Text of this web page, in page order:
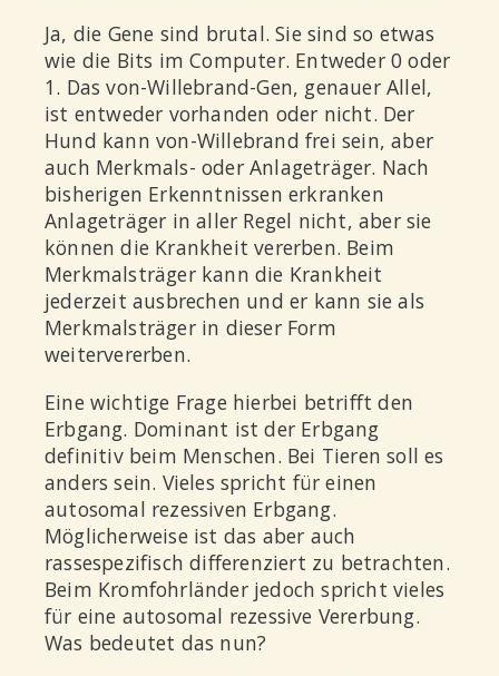
Ja, die Gene sind brutal. Sie sind so etwas
wie die Bits im Computer. Entweder 0 oder
1. Das von-Willebrand-Gen, genauer Allel,
ist entweder vorhanden oder nicht. Der
Hund kann von-Willebrand frei sein, aber
auch Merkmals- oder Anlageträger. Nach
bisherigen Erkenntnissen erkranken
Anlageträger in aller Regel nicht, aber sie
können die Krankheit vererben. Beim
Merkmalsträger kann die Krankheit
jederzeit ausbrechen und er kann sie als
Merkmalsträger in dieser Form
weitervererben.
Eine wichtige Frage hierbei betrifft den
Erbgang. Dominant ist der Erbgang
definitiv beim Menschen. Bei Tieren soll es
anders sein. Vieles spricht für einen
autosomal rezessiven Erbgang.
Möglicherweise ist das aber auch
rassespezifisch differenziert zu betrachten.
Beim Kromfohrländer jedoch spricht vieles
für eine autosomal rezessive Vererbung.
Was bedeutet das nun?